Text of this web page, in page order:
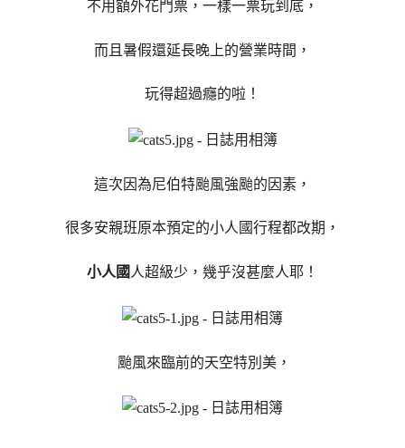
不用額外花門票，一樣一票玩到底，
而且暑假還延長晚上的營業時間，
玩得超過癮的啦！
這次因為尼伯特颱風強颱的因素，
很多安親班原本預定的小人國行程都改期，
小人國 人超級少，幾乎沒甚麼人耶！
颱風來臨前的天空特別美，